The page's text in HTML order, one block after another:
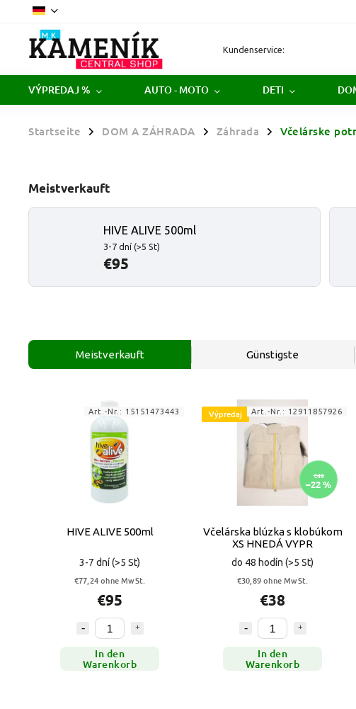
Kundenservice:
VÝPREDAJ % AUTO - MOTO DETI
Startseite / DOM A ZÁHRADA / Záhrada / Včelárske
Meistverkauft
HIVE ALIVE 500ml
3-7 dní (>5 St)
€95
Meistverkauft Günstigste
HIVE ALIVE 500ml
3-7 dní(>5 St)
€77,24 ohne MwSt.
€95
In den
Warenkorb
Art.-Nr.: 15151473443 Výpredaj
€49
–22 %
Včelárska blúzka s klobúkom
XS HNEDÁ VYPR
do 48 hodín (>5 St)
€30,89 ohne MwSt.
€38
In den
Warenkorb
Art.-Nr.: 12911857926